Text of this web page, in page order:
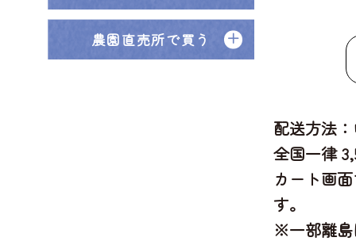
配送方法
全国一律
カート画
す。
※一部離島
農園直売所で買う